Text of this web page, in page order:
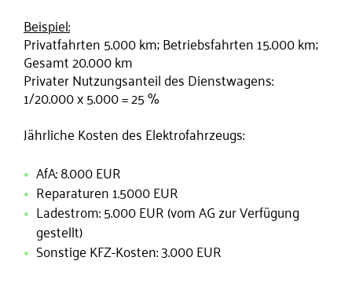
Beispiel:
Privatfahrten 5.000 km; Betriebsfahrten 15.000 km;
Gesamt 20.000 km
Privater Nutzungsanteil des Dienstwagens:
1/20.000 x 5.000 = 25 %
Jährliche Kosten des Elektrofahrzeugs:
AfA: 8.000 EUR
Reparaturen 1.5000 EUR
Ladestrom: 5.000 EUR (vom AG zur Verfügung
gestellt)
Sonstige KFZ-Kosten: 3.000 EUR